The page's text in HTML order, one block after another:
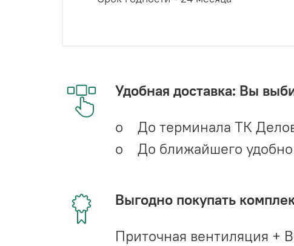
Удобная доставка: Вы
o До терминала ТК
o До ближайшего
Выгодно покупать
Приточная вентиляция +